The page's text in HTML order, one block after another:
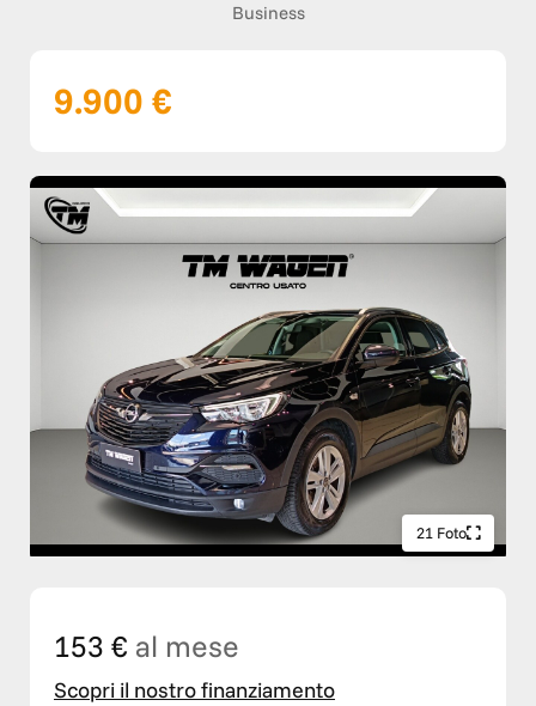
Business
9.900 €
21 Foto
153 € al mese
Scopri il nostro finanziamento